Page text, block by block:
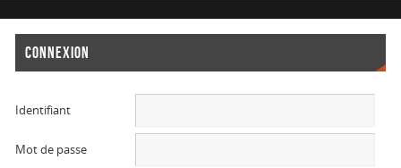
CONNEXION
Identifiant
Mot de passe